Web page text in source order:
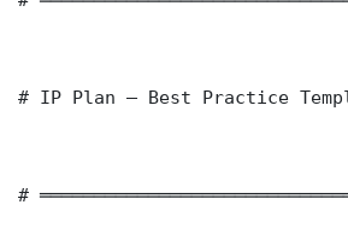
# IP Plan — Best Practice
#